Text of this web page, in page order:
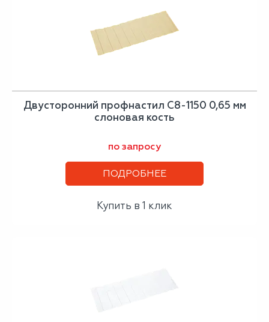
Двусторонний профнастил С8-1150 0,65 мм
слоновая кость
по запросу
ПОДРОБНЕЕ
Купить в 1 клик